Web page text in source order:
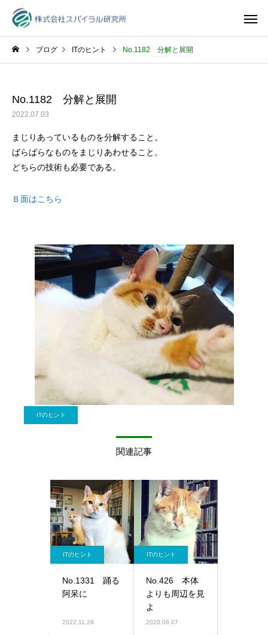
ブログ ITのヒント No.1182 分解と展開
No.1182 分解と展開
2022.07.03
まじりあっているものを分解すること。
ばらばらなものをまじりあわせること。
どちらの技術も必要である。
Ｂ面はこちら
ITのヒント
関連記事
ITのヒント
No.1331 踊る
阿呆に
2022.11.29
ITのヒント
No.426 本体
よりも周辺を見
よ
2020.06.07